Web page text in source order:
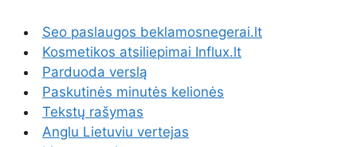
Seo paslaugos beklamosnegerai.lt
Kosmetikos atsiliepimai Influx.lt
Parduoda verslą
Paskutinės minutės kelionės
Tekstų rašymas
Anglu Lietuviu vertejas